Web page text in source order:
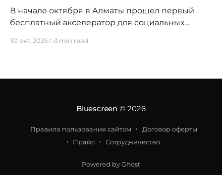
В начале октября в Алматы прошел первый
бесплатный акселератор для социальных
30 окт. 2025 г.3 min read
Bluescreen © 2026
Правила пользования сайтом
Договор оферты
Прайс
Сотрудничество
Powered by Ghost